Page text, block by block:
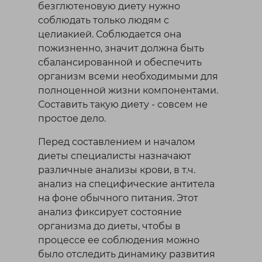
безглютеновую диету нужно
соблюдать только людям с
целиакией. Соблюдается она
пожизненно, значит должна быть
сбалансированной и обеспечить
организм всеми необходимыми для
полноценной жизни компонентами.
Составить такую диету - совсем не
простое дело.
Перед составлением и началом
диеты специалисты назначают
различные анализы крови, в т.ч.
анализ на специфические антитела
на фоне обычного питания. Этот
анализ фиксирует состояние
организма до диеты, чтобы в
процессе ее соблюдения можно
было отследить динамику развития